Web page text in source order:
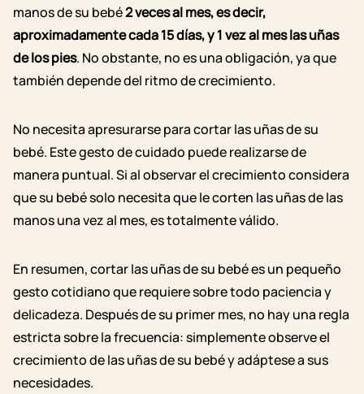
manos de su bebé2 veces al mes, es decir,
aproximadamente cada 15 días, y 1 vez al mes las uñas
de los pies. No obstante, no es una obligación, ya que
también depende del ritmo de crecimiento.
No necesita apresurarse para cortar las uñas de su
bebé. Este gesto de cuidado puede realizarse de
manera puntual. Si al observar el crecimiento considera
que su bebé solo necesita que le corten las uñas de las
manos una vez al mes, es totalmente válido.
En resumen, cortar las uñas de su bebé es un pequeño
gesto cotidiano que requiere sobre todo paciencia y
delicadeza. Después de su primer mes, no hay una regla
estricta sobre la frecuencia: simplemente observe el
crecimiento de las uñas de su bebé y adáptese a sus
necesidades.